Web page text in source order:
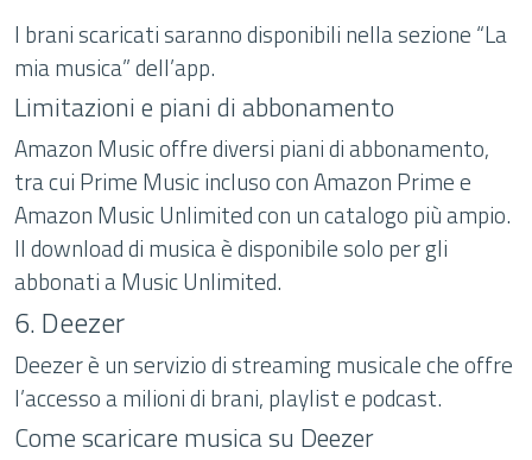
I brani scaricati saranno disponibili nella sezione “La
mia musica” dell’app.
Limitazioni e piani di abbonamento
Amazon Music offre diversi piani di abbonamento,
tra cui Prime Music incluso con Amazon Prime e
Amazon Music Unlimited con un catalogo più ampio.
Il download di musica è disponibile solo per gli
abbonati a Music Unlimited.
6. Deezer
Deezer è un servizio di streaming musicale che offre
l’accesso a milioni di brani, playlist e podcast.
Come scaricare musica su Deezer